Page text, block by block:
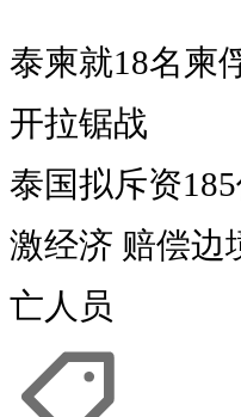
泰柬就18名柬
开拉锯战
泰国拟斥资
激经济 赔偿边
亡人员